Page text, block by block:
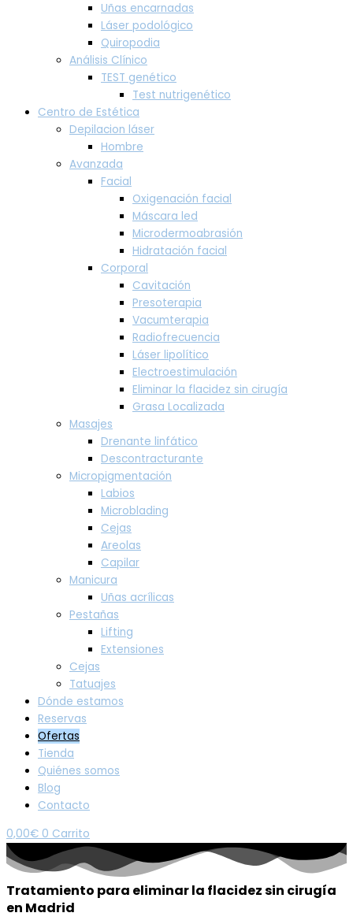
Uñas encarnadas
Láser podológico
Quiropodia
Análisis Clínico
TEST genético
Test nutrigenético
Centro de Estética
Depilacion láser
Hombre
Avanzada
Facial
Oxigenación facial
Máscara led
Microdermoabrasión
Hidratación facial
Corporal
Cavitación
Presoterapia
Vacumterapia
Radiofrecuencia
Láser lipolítico
Electroestimulación
Eliminar la flacidez sin cirugía
Grasa Localizada
Masajes
Drenante linfático
Descontracturante
Micropigmentación
Labios
Microblading
Cejas
Areolas
Capilar
Manicura
Uñas acrílicas
Pestañas
Lifting
Extensiones
Cejas
Tatuajes
Dónde estamos
Reservas
Ofertas
Tienda
Quiénes somos
Blog
Contacto
0,00€ 0 Carrito
Tratamiento para eliminar la flacidez sin cirugía
en Madrid